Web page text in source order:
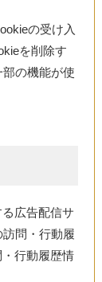
の受け入
を削除す
の機能が使
広告配信サ
問・行動履
行動履歴情